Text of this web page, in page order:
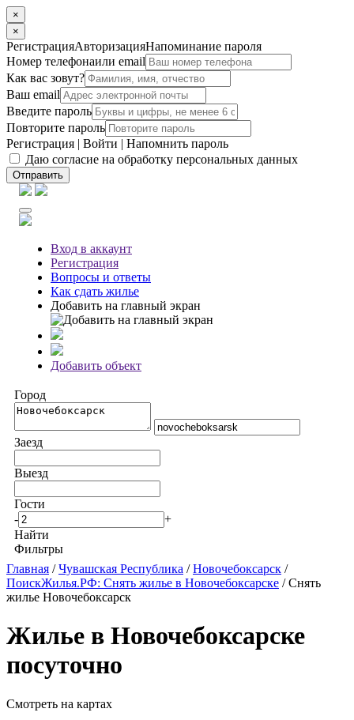
×
×
РегистрацияАвторизацияНапоминание пароля
Номер телефонаили email
Как вас зовут?
Ваш email
Введите пароль
Повторите пароль
Регистрация | Войти | Напомнить пароль
Даю согласие на обработку персональных данных
Отправить
Вход в аккаунт
Регистрация
Вопросы и ответы
Как сдать жилье
Добавить на главный экран
Добавить объект
Город
Заезд
Выезд
Гости
-
+
Найти
Фильтры
Главная /Чувашская Республика /Новочебоксарск /
ПоискЖилья.РФ: Снять жилье в Новочебоксарске / Снять
жилье Новочебоксарск
Жилье в Новочебоксарске
посуточно
Смотреть на картах